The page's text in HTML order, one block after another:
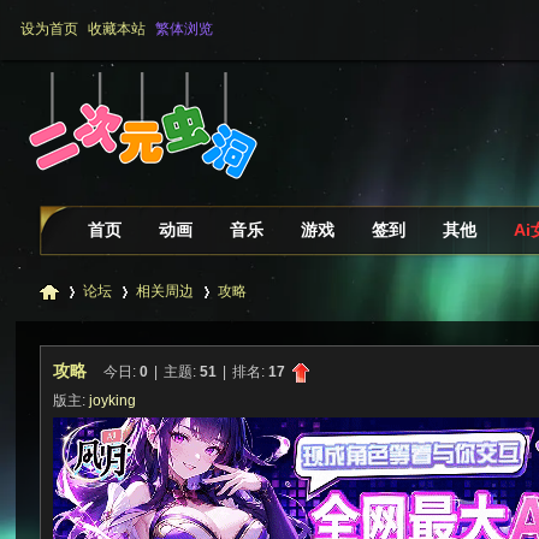
设为首页 收藏本站 繁体浏览
首页 动画 音乐 游戏 签到 其他 Ai
二 »
论坛
›
相关周边 攻略
攻略 今日:0 主题:51 排名:17
版主:joyking